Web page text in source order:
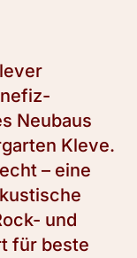
Neubaus
Kleve.
– eine
und
für beste